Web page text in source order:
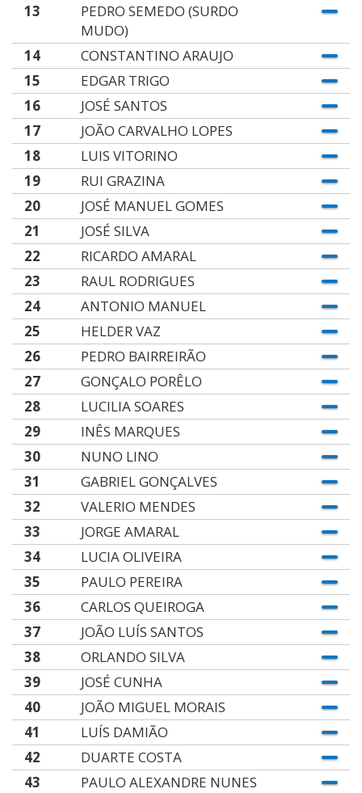
13
PEDRO SEMEDO (SURDO
MUDO)
14
CONSTANTINO ARAUJO
15
EDGAR TRIGO
16
JOSÉ SANTOS
17
JOÃO CARVALHO LOPES
18
LUIS VITORINO
19
RUI GRAZINA
20
JOSÉ MANUEL GOMES
21
JOSÉ SILVA
22
RICARDO AMARAL
23
RAUL RODRIGUES
24
ANTONIO MANUEL
25
HELDER VAZ
26
PEDRO BAIRREIRÃO
27
GONÇALO PORÊLO
28
LUCILIA SOARES
29
INÊS MARQUES
30
NUNO LINO
31
GABRIEL GONÇALVES
32
VALERIO MENDES
33
JORGE AMARAL
34
LUCIA OLIVEIRA
35
PAULO PEREIRA
36
CARLOS QUEIROGA
37
JOÃO LUÍS SANTOS
38
ORLANDO SILVA
39
JOSÉ CUNHA
40
JOÃO MIGUEL MORAIS
41
LUÍS DAMIÃO
42
DUARTE COSTA
43
PAULO ALEXANDRE NUNES